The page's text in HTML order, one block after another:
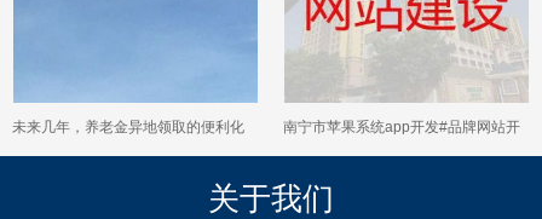
未来几年，养老金异地领取的便利化
措施会有哪些新趋势？
南宁市苹果系统app开发#品牌网站开
发建设，一站式建站服务
关于我们